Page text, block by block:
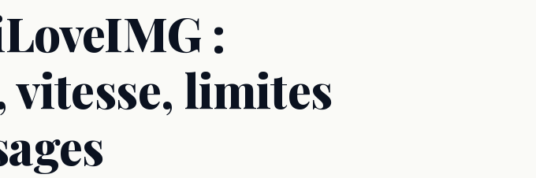
:
limites